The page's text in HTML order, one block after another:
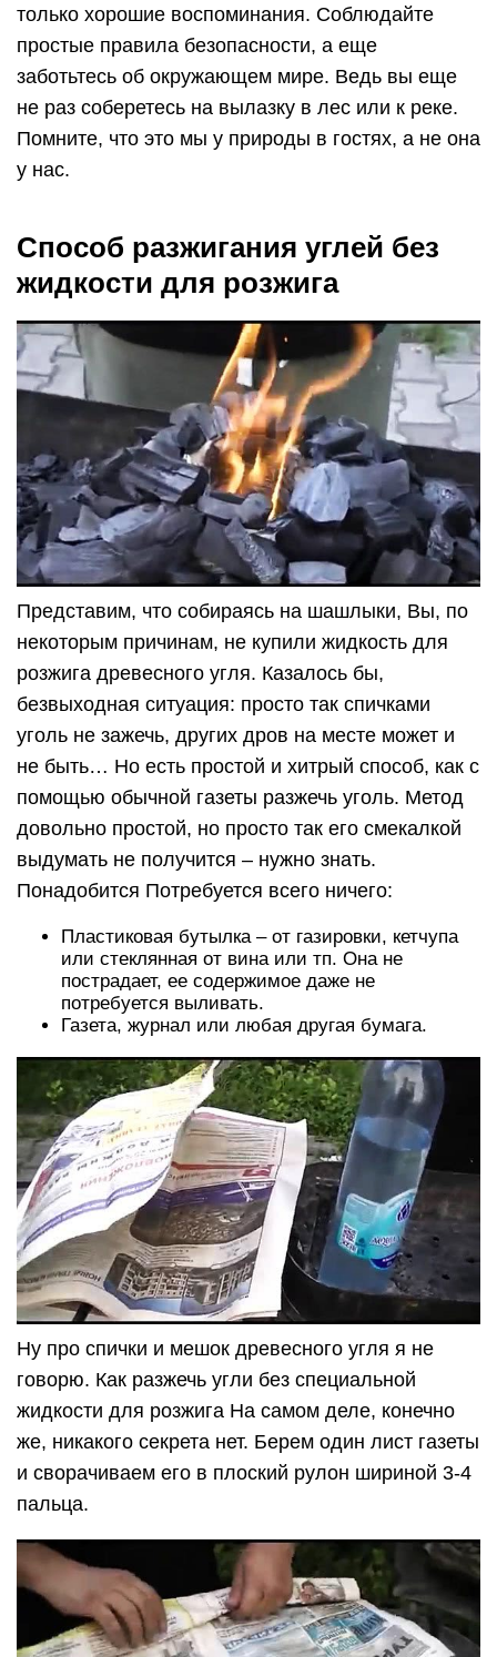
только хорошие воспоминания. Соблюдайте
простые правила безопасности, а еще
заботьтесь об окружающем мире. Ведь вы еще
не раз соберетесь на вылазку в лес или к реке.
Помните, что это мы у природы в гостях, а не она
у нас.
Способ разжигания углей без
жидкости для розжига
Представим, что собираясь на шашлыки, Вы, по
некоторым причинам, не купили жидкость для
розжига древесного угля. Казалось бы,
безвыходная ситуация: просто так спичками
уголь не зажечь, других дров на месте может и
не быть… Но есть простой и хитрый способ, как с
помощью обычной газеты разжечь уголь. Метод
довольно простой, но просто так его смекалкой
выдумать не получится – нужно знать.
Понадобится Потребуется всего ничего:
Пластиковая бутылка – от газировки, кетчупа
или стеклянная от вина или тп. Она не
пострадает, ее содержимое даже не
потребуется выливать.
Газета, журнал или любая другая бумага.
Ну про спички и мешок древесного угля я не
говорю. Как разжечь угли без специальной
жидкости для розжига На самом деле, конечно
же, никакого секрета нет. Берем один лист газеты
и сворачиваем его в плоский рулон шириной 3-4
пальца.